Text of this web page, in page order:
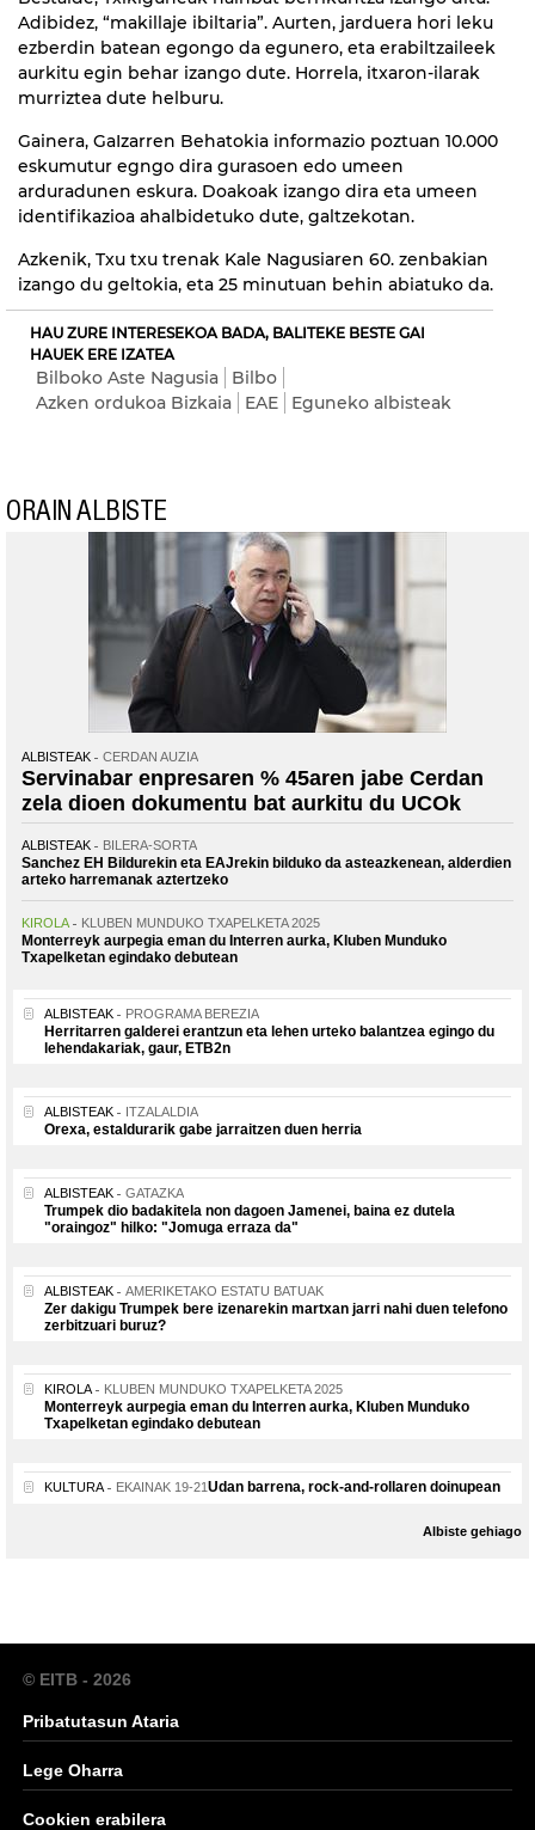
Adibidez, “makillaje ibiltaria”. Aurten, jarduera hori leku
ezberdin batean egongo da egunero, eta erabiltzaileek
aurkitu egin behar izango dute. Horrela, itxaron-ilarak
murriztea dute helburu.
Gainera, GaIzarren Behatokia informazio poztuan 10.000
eskumutur egngo dira gurasoen edo umeen
arduradunen eskura. Doakoak izango dira eta umeen
identifikazioa ahalbidetuko dute, galtzekotan.
Azkenik, Txu txu trenak Kale Nagusiaren 60. zenbakian
izango du geltokia, eta 25 minutuan behin abiatuko da.
HAU ZURE INTERESEKOA BADA, BALITEKE BESTE GAI
HAUEK ERE IZATEA
Bilboko Aste Nagusia
Bilbo
Azken ordukoa Bizkaia
EAE Eguneko albisteak
ORAIN ALBISTE
ALBISTEAK CERDAN AUZIA
Servinabar enpresaren % 45aren jabe Cerdan
zela dioen dokumentu bat aurkitu du UCOk
ALBISTEAK BILERA-SORTA
Sanchez EH Bildurekin eta EAJrekin bilduko da asteazkenean, alderdien
arteko harremanak aztertzeko
KIROLA KLUBEN MUNDUKO TXAPELKETA 2025
Monterreyk aurpegia eman du Interren aurka, Kluben Munduko
Txapelketan egindako debutean
ALBISTEAK PROGRAMA BEREZIA
Herritarren galderei erantzun eta lehen urteko balantzea egingo du
lehendakariak, gaur, ETB2n
ALBISTEAK ITZALALDIA
Orexa, estaldurarik gabe jarraitzen duen herria
ALBISTEAK GATAZKA
Trumpek dio badakitela non dagoen Jamenei, baina ez dutela
"oraingoz" hilko: "Jomuga erraza da"
ALBISTEAK AMERIKETAKO ESTATU BATUAK
Zer dakigu Trumpek bere izenarekin martxan jarri nahi duen telefono
zerbitzuari buruz?
KIROLA KLUBEN MUNDUKO TXAPELKETA 2025
Monterreyk aurpegia eman du Interren aurka, Kluben Munduko
Txapelketan egindako debutean
KULTURA EKAINAK 19-21Udan barrena, rock-and-rollaren doinupean
Albiste gehiago
© EITB - 2026
Pribatutasun Ataria
Lege Oharra
Cookien erabilera